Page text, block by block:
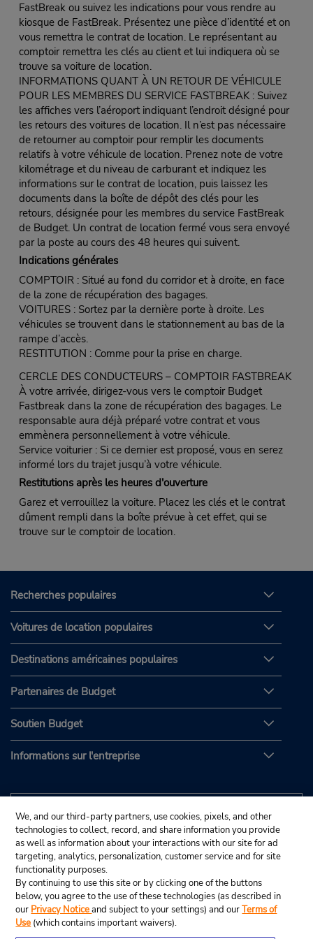
FastBreak ou suivez les indications pour vous rendre au
kiosque de FastBreak. Présentez une pièce d’identité et on
vous remettra le contrat de location. Le représentant au
comptoir remettra les clés au client et lui indiquera où se
trouve sa voiture de location.
INFORMATIONS QUANT À UN RETOUR DE VÉHICULE
POUR LES MEMBRES DU SERVICE FASTBREAK : Suivez
les affiches vers l’aéroport indiquant l’endroit désigné pour
les retours des voitures de location. Il n’est pas nécessaire
de retourner au comptoir pour remplir les documents
relatifs à votre véhicule de location. Prenez note de votre
kilométrage et du niveau de carburant et indiquez les
informations sur le contrat de location, puis laissez les
documents dans la boîte de dépôt des clés pour les
retours, désignée pour les membres du service FastBreak
de Budget. Un contrat de location fermé vous sera envoyé
par la poste au cours des 48 heures qui suivent.
Indications générales
COMPTOIR : Situé au fond du corridor et à droite, en face
de la zone de récupération des bagages.
VOITURES : Sortez par la dernière porte à droite. Les
véhicules se trouvent dans le stationnement au bas de la
rampe d’accès.
RESTITUTION : Comme pour la prise en charge.
CERCLE DES CONDUCTEURS – COMPTOIR FASTBREAK
À votre arrivée, dirigez-vous vers le comptoir Budget
Fastbreak dans la zone de récupération des bagages. Le
responsable aura déjà préparé votre contrat et vous
emmènera personnellement à votre véhicule.
Service voiturier : Si ce dernier est proposé, vous en serez
informé lors du trajet jusqu’à votre véhicule.
Restitutions après les heures d'ouverture
Garez et verrouillez la voiture. Placez les clés et le contrat
dûment rempli dans la boîte prévue à cet effet, qui se
trouve sur le comptoir de location.
Recherches populaires
Voitures de location populaires
Destinations américaines populaires
Partenaires de Budget
Soutien Budget
Informations sur l'entreprise
We, and our third-party partners, use cookies, pixels, and other
technologies to collect, record, and share information you provide
as well as information about your interactions with our site for ad
targeting, analytics, personalization, customer service and for site
functionality purposes.
By continuing to use this site or by clicking one of the buttons
below, you agree to the use of these technologies (as described in
our Privacy Noticeand subject to your settings) and ourTerms of
Use (which contains important waivers).